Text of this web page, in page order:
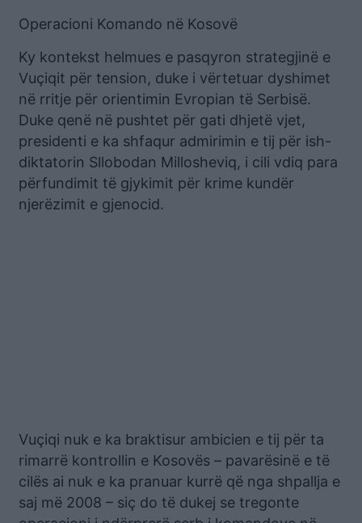
Operacioni Komando në Kosovë
Ky kontekst helmues e pasqyron strategjinë e
Vuçiqit për tension, duke i vërtetuar dyshimet
në rritje për orientimin Evropian të Serbisë.
Duke qenë në pushtet për gati dhjetë vjet,
presidenti e ka shfaqur admirimin e tij për ish-
diktatorin Sllobodan Millosheviq, i cili vdiq para
përfundimit të gjykimit për krime kundër
njerëzimit e gjenocid.
Vuçiqi nuk e ka braktisur ambicien e tij për ta
rimarrë kontrollin e Kosovës – pavarësinë e të
cilës ai nuk e ka pranuar kurrë që nga shpallja e
saj më 2008 – siç do të dukej se tregonte